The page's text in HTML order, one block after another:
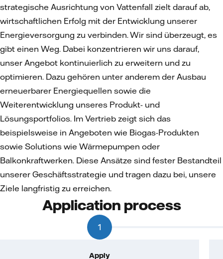
strategische Ausrichtung von Vattenfall zielt darauf ab,
wirtschaftlichen Erfolg mit der Entwicklung unserer
Energieversorgung zu verbinden. Wir sind überzeugt, es
gibt einen Weg. Dabei konzentrieren wir uns darauf,
unser Angebot kontinuierlich zu erweitern und zu
optimieren. Dazu gehören unter anderem der Ausbau
erneuerbarer Energiequellen sowie die
Weiterentwicklung unseres Produkt- und
Lösungsportfolios. Im Vertrieb zeigt sich das
beispielsweise in Angeboten wie Biogas-Produkten
sowie Solutions wie Wärmepumpen oder
Balkonkraftwerken. Diese Ansätze sind fester Bestandteil
unserer Geschäftsstrategie und tragen dazu bei, unsere
Ziele langfristig zu erreichen.
Application process
1
Apply